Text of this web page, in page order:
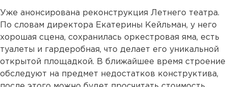
Уже анонсирована реконструкция Летнего театра.
По словам директора Екатерины Кейльман, у него
хорошая сцена, сохранилась оркестровая яма, есть
туалеты и гардеробная, что делает его уникальной
открытой площадкой. В ближайшее время строение
обследуют на предмет недостатков конструктива,